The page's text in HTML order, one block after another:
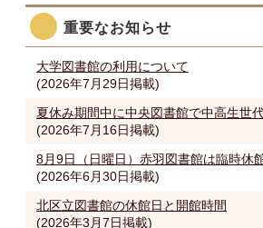
重要なお知らせ
大学図書館の利用について
(2026年7月29日掲載)
夏休み期間中に中央図書館で中高生世
(2026年7月16日掲載)
8月9日（日曜日）赤羽図書館は臨時休
(2026年6月30日掲載)
北区立図書館の休館日と開館時間
(2026年3月7日掲載)